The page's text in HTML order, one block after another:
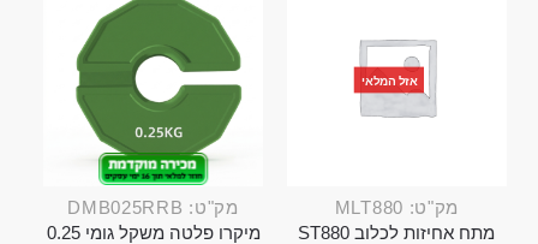
אזל המלאי
מק"ט: MLT880
מתח אחיזות לכלוב ST880
מק"ט: DMB025RRB
מיקרו פלטה משקל גומי 0.25